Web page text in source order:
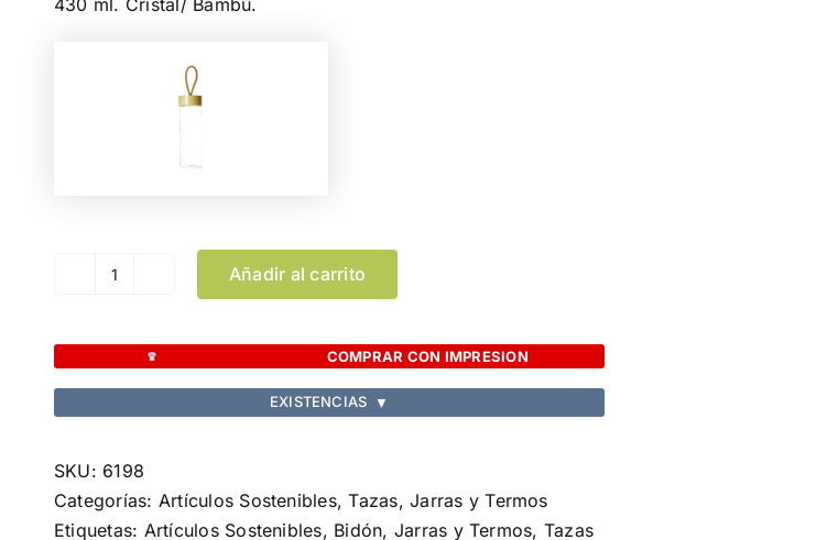
430 ml. Cristal/ Bambú.
Bidón
cantidad
Añadir al carrito
COMPRAR CON IMPRESION
EXISTENCIAS ▼
SKU: 6198
Categorías: Artículos Sostenibles,Tazas, Jarras y Termos
Etiquetas: Artículos Sostenibles, Bidón, Jarras y Termos, Tazas